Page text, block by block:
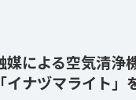
による空気清浄
ナヅマライト」